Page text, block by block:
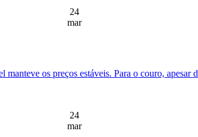
24
mar
os preços estáveis. Para o couro, apesar
24
mar